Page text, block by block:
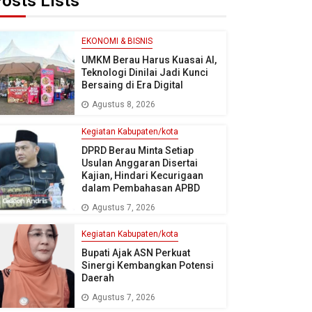
EKONOMI & BISNIS
UMKM Berau Harus Kuasai AI,
Teknologi Dinilai Jadi Kunci
Bersaing di Era Digital
Agustus 8, 2026
Kegiatan Kabupaten/kota
DPRD Berau Minta Setiap
Usulan Anggaran Disertai
Kajian, Hindari Kecurigaan
dalam Pembahasan APBD
Agustus 7, 2026
Kegiatan Kabupaten/kota
Bupati Ajak ASN Perkuat
Sinergi Kembangkan Potensi
Daerah
Agustus 7, 2026